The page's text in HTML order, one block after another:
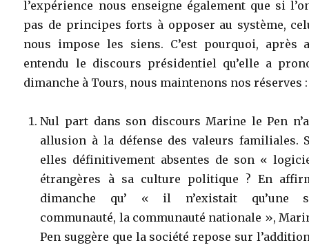
l’expérience nous enseigne également que si
pas de principes forts à opposer au système,
nous impose les siens. C’est pourquoi, après
entendu le discours présidentiel qu’elle a
dimanche à Tours, nous maintenons nos réserves :
Nul part dans son discours Marine le Pen
allusion à la défense des valeurs familiales.
elles définitivement absentes de son «
étrangères à sa culture politique ? En
dimanche qu’ « il n’existait qu’une
communauté, la communauté nationale »,
Pen suggère que la société repose sur